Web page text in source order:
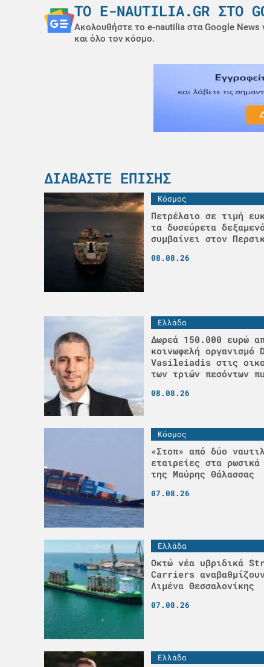
ΤΟ E-NAUTILIA.GR ΣΤΟ
Ακολουθήστε το e-nautilia στα Google News
και όλο τον κόσμο.
ΔΙΑΒΆΣΤΕ ΕΠΊΣΗΣ
Κόσμος
Πετρέλαιο σε τιμή
τα δυσεύρετα
συμβαίνει στον
08.08.26
Ελλάδα
Δωρεά 150.000 ευρώ
κοινωφελή οργανισμό
Vasileiadis στις
των τριών πεσόντων
08.08.26
Κόσμος
«Στοπ» από δύο
εταιρείες στα ρωσικά
της Μαύρης Θάλασσας
07.08.26
Ελλάδα
Οκτώ νέα υβριδικά
Carriers
Λιμένα Θεσσαλονίκης
07.08.26
Ελλάδα